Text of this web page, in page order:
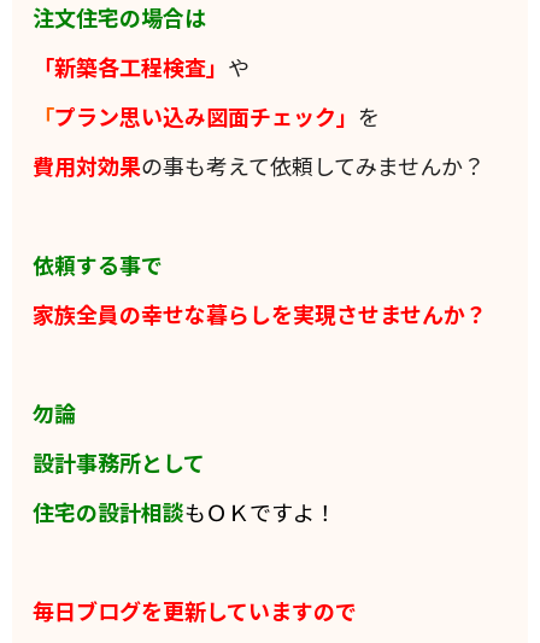
注文住宅の場合は
「新築各工程検査」 や
「プラン思い込み図面チェック」 を
費用対効果の事も考えて依頼してみませんか？
依頼する事で
家族全員の幸せな暮らしを実現させませんか？
勿論
設計事務所として
住宅の設計相談もＯＫですよ！
毎日ブログを更新していますので